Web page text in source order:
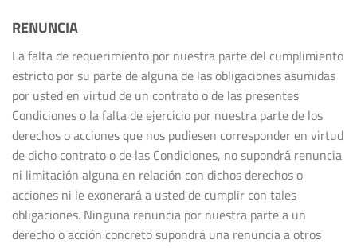
RENUNCIA
La falta de requerimiento por nuestra parte del cumplimiento
estricto por su parte de alguna de las obligaciones asumidas
por usted en virtud de un contrato o de las presentes
Condiciones o la falta de ejercicio por nuestra parte de los
derechos o acciones que nos pudiesen corresponder en virtud
de dicho contrato o de las Condiciones, no supondrá renuncia
ni limitación alguna en relación con dichos derechos o
acciones ni le exonerará a usted de cumplir con tales
obligaciones. Ninguna renuncia por nuestra parte a un
derecho o acción concreto supondrá una renuncia a otros